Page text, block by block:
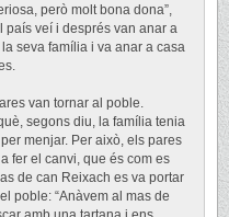
però molt bona dona”,
país veí i després van anar a
seva família i va anar a casa
van tornar al poble.
segons diu, la família tenia
menjar. Per això, els pares
fer el canvi, que és com es
de can Reixach es va portar
poble: “Anàvem al mas de